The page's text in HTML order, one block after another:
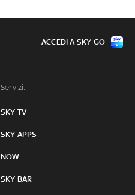
Servizi:
SKY TV
SKY APPS
NOW
SKY BAR
ACCEDI A SKY GO